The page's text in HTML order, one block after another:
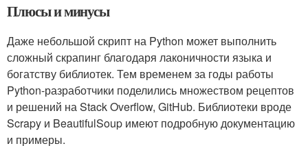
Плюсы и минусы
Даже небольшой скрипт на Python может выполнить
сложный скрапинг благодаря лаконичности языка и
богатству библиотек. Тем временем за годы работы
Python-разработчики поделились множеством рецептов
и решений на Stack Overflow, GitHub. Библиотеки вроде
Scrapy и BeautifulSoup имеют подробную документацию
и примеры.